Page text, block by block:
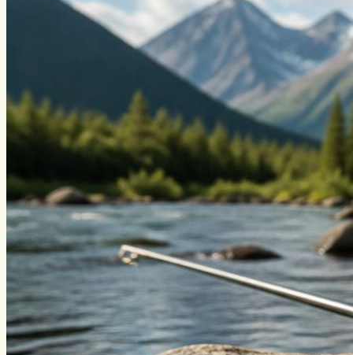
Нахлыст
Снаряжение
Лодки и моторы
Узлы
Рецепты
Разное
Меню